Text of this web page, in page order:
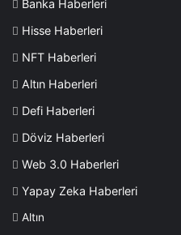
Banka Haberleri
Hisse Haberleri
NFT Haberleri
Altın Haberleri
Defi Haberleri
Döviz Haberleri
Web 3.0 Haberleri
Yapay Zeka Haberleri
Altın